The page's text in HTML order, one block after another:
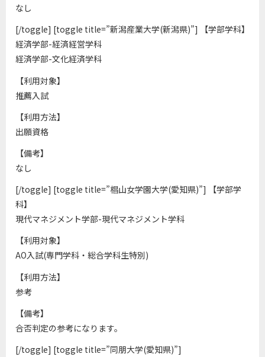
なし
[/toggle] [toggle title=”新潟産業大学(新潟県)”] 【学部学科】
経済学部-経済経営学科
経済学部-文化経済学科
【利用対象】
推薦入試
【利用方法】
出願資格
【備考】
なし
[/toggle] [toggle title=”椙山女学園大学(愛知県)”] 【学部学
科】
現代マネジメント学部-現代マネジメント学科
【利用対象】
AO入試(専門学科・総合学科生特別)
【利用方法】
参考
【備考】
合否判定の参考になります。
[/toggle] [toggle title=”同朋大学(愛知県)”]